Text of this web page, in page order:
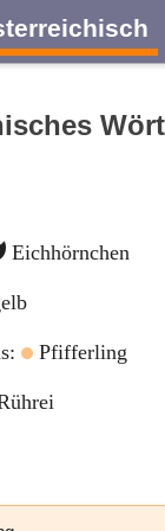
Eichhörnchen
Pfifferling